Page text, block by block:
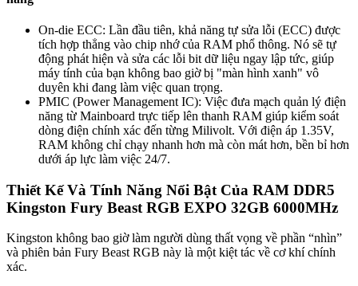
On-die ECC: Lần đầu tiên, khả năng tự sửa lỗi (ECC) được
tích hợp thẳng vào chip nhớ của RAM phổ thông. Nó sẽ tự
động phát hiện và sửa các lỗi bit dữ liệu ngay lập tức, giúp
máy tính của bạn không bao giờ bị "màn hình xanh" vô
duyên khi đang làm việc quan trọng.
PMIC (Power Management IC): Việc đưa mạch quản lý điện
năng từ Mainboard trực tiếp lên thanh RAM giúp kiểm soát
dòng điện chính xác đến từng Milivolt. Với điện áp 1.35V,
RAM không chỉ chạy nhanh hơn mà còn mát hơn, bền bỉ hơn
dưới áp lực làm việc 24/7.
Thiết Kế Và Tính Năng Nổi Bật Của RAM DDR5
Kingston Fury Beast RGB EXPO 32GB 6000MHz
Kingston không bao giờ làm người dùng thất vọng về phần “nhìn”
và phiên bản Fury Beast RGB này là một kiệt tác về cơ khí chính
xác.